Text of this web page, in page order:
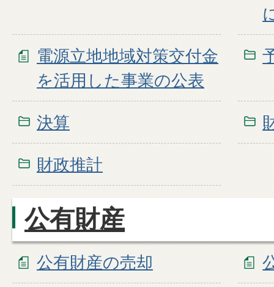
電源立地地域対策交付金
を活用した事業の公表
決算
財政推計
公有財産
公有財産の売却